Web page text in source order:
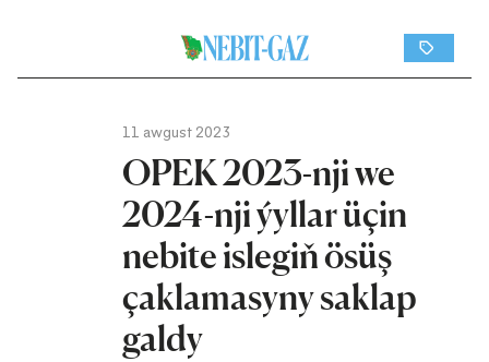
11 awgust 2023
OPEK 2023-nji we
2024-nji ýyllar üçin
nebite islegiň ösüş
çaklamasyny saklap
galdy